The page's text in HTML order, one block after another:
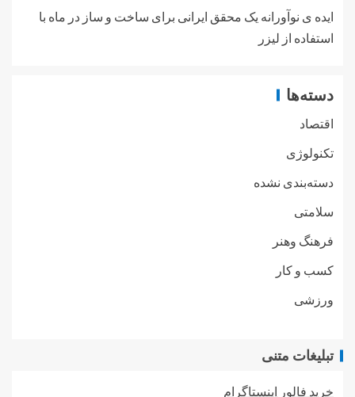
ایده ی نوآورانه یک محقق ایرانی برای ساخت و ساز در ماه با
استفاده از لیزر
دسته‌ها
اقتصاد
تکنولوژی
دسته‌بندی نشده
سلامتی
فرهنگ وهنر
کسب و کار
ورزشی
تبلیغات متنی
خرید فالور اینستاگرام